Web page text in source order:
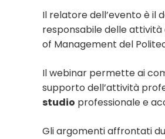
Il relatore dell’evento è il
responsabile delle attività
of Management del
Il webinar permette ai
supporto dell’attività
studio professionale e
Gli argomenti affrontati